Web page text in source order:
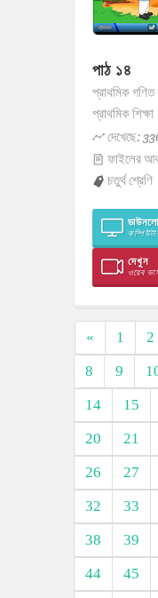
পাঠ ১৪
প্রাথমিক গণিত
প্রাথমিক শিক্ষা
দেখেছে:
ফাইলের
চতুর্থ শ্রেণি
দেখুন
ওয়েব
« 1 2
8
9
14
15
20
21
26
27
32
33
38
39
44
45